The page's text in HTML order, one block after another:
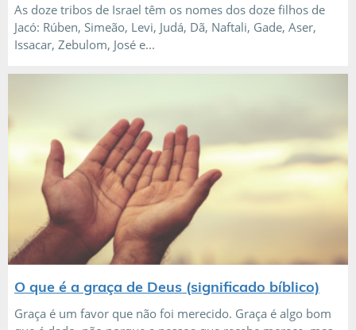
As doze tribos de Israel têm os nomes dos doze filhos de
Jacó: Rúben, Simeão, Levi, Judá, Dã, Naftali, Gade, Aser,
Issacar, Zebulom, José e...
O que é a graça de Deus (significado bíblico)
Graça é um favor que não foi merecido. Graça é algo bom